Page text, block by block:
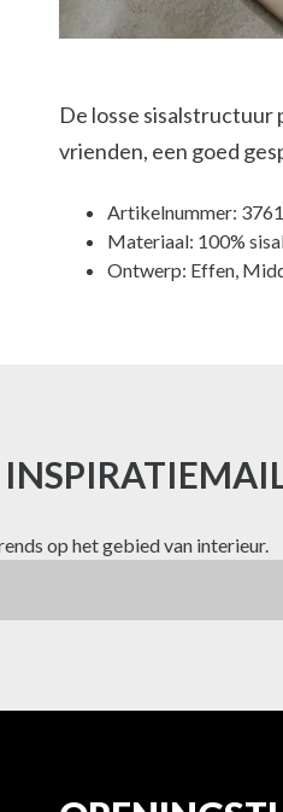
De losse sisalstructuur
vrienden, een goed
Artikelnummer: 3761
Materiaal: 100%
Ontwerp: Effen,
op het gebied van interieur.